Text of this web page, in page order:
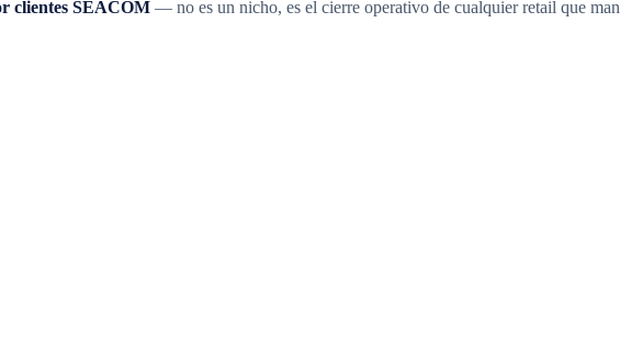
clientes SEACOM — no es un nicho, es el cierre operativo de cualquier retail que